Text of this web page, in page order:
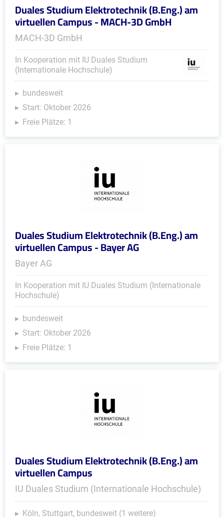
Duales Studium Elektrotechnik (B.Eng.) am
virtuellen Campus - MACH-3D GmbH
MACH-3D GmbH
In Kooperation mit IU Duales Studium
(Internationale Hochschule)
bundesweit
Start: Oktober 2026
Freie Plätze: 1
Duales Studium Elektrotechnik (B.Eng.) am
virtuellen Campus - Bayer AG
Bayer AG
In Kooperation mit IU Duales Studium (Internationale
Hochschule)
bundesweit
Start: Oktober 2026
Freie Plätze: 1
Duales Studium Elektrotechnik (B.Eng.) am
virtuellen Campus
IU Duales Studium (Internationale Hochschule)
Köln, Stuttgart, bundesweit (1 weitere)